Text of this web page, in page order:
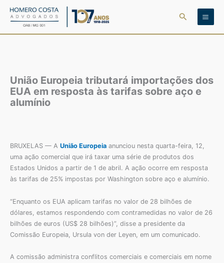
para
Pesquisar
União Europeia tributará importações dos
EUA em resposta às tarifas sobre aço e
alumínio
BRUXELAS — A União Europeia anunciou nesta quarta-feira, 12,
uma ação comercial que irá taxar uma série de produtos dos
Estados Unidos a partir de 1 de abril. A ação ocorre em resposta
às tarifas de 25% impostas por Washington sobre aço e alumínio.
“Enquanto os EUA aplicam tarifas no valor de 28 bilhões de
dólares, estamos respondendo com contramedidas no valor de 26
bilhões de euros (US$ 28 bilhões)”, disse a presidente da
Comissão Europeia, Ursula von der Leyen, em um comunicado.
A comissão administra conflitos comerciais e comerciais em nome